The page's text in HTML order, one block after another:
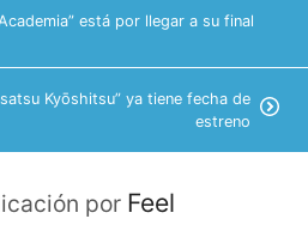
está por llegar a su final
Kyōshitsu” ya tiene fecha de
estreno
por Feel